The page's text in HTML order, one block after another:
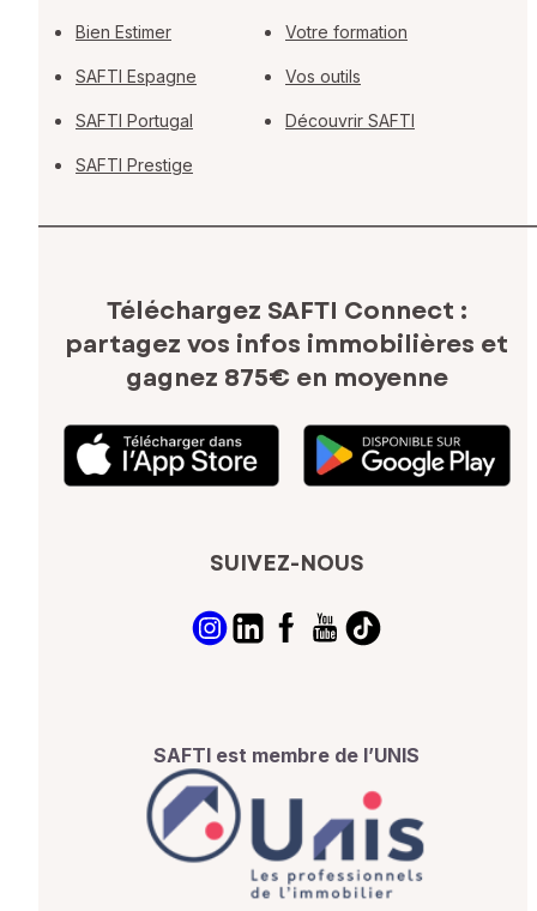
Bien Estimer
SAFTI Espagne
SAFTI Portugal
SAFTI Prestige
Votre formation
Vos outils
Découvrir SAFTI
Téléchargez SAFTI Connect :
partagez vos infos immobilières et
gagnez 875€ en moyenne
SUIVEZ-NOUS
SAFTI est membre de l’UNIS